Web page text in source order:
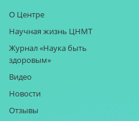
О Центре
Научная жизнь ЦНМТ
Журнал «Наука быть
здоровым»
Видео
Новости
Отзывы